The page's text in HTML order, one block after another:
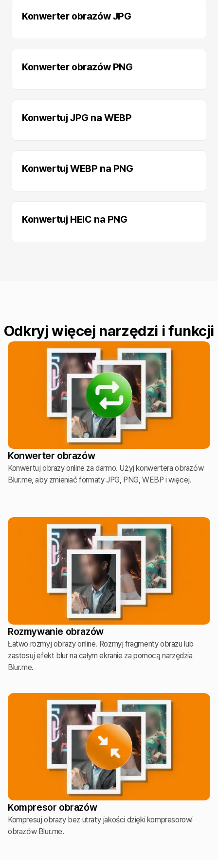
Konwerter obrazów JPG
Konwerter obrazów PNG
Konwertuj JPG na WEBP
Konwertuj WEBP na PNG
Konwertuj HEIC na PNG
Odkryj więcej narzędzi i funkcji
Konwerter obrazów
Konwertuj obrazy online za darmo. Użyj konwertera obrazów
Blur.me, aby zmieniać formaty JPG, PNG, WEBP i więcej.
Rozmywanie obrazów
Łatwo rozmyj obrazy online. Rozmyj fragmenty obrazu lub
zastosuj efekt blur na całym ekranie za pomocą narzędzia
Blur.me.
Kompresor obrazów
Kompresuj obrazy bez utraty jakości dzięki kompresorowi
obrazów Blur.me.